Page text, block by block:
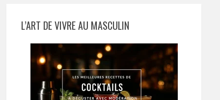
L’ART DE VIVRE AU MASCULIN